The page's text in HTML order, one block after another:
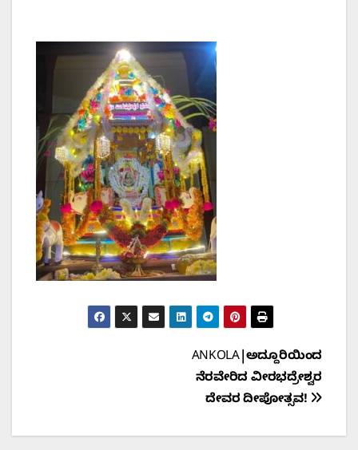
ANKOLA|ಅದ್ದೂರಿಯಿಂದ
ನೆರವೇರಿದ ವೀರಭದ್ರೇಶ್ವರ
ದೇವರ ದೀಪೋತ್ಸವ!